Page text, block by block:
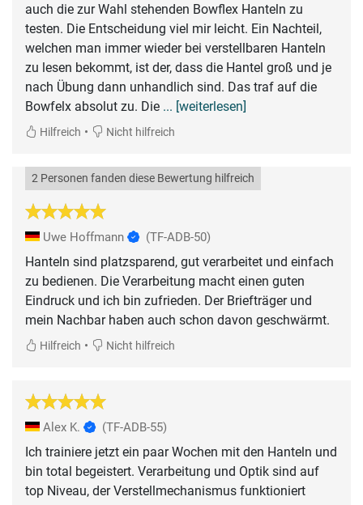
auch die zur Wahl stehenden Bowflex Hanteln zu
testen. Die Entscheidung viel mir leicht. Ein Nachteil,
welchen man immer wieder bei verstellbaren Hanteln
zu lesen bekommt, ist der, dass die Hantel groß und je
nach Übung dann unhandlich sind. Das traf auf die
Bowfelx absolut zu. Die ... [weiterlesen]
Hilfreich • Nicht hilfreich
2 Personen fanden diese Bewertung hilfreich
Uwe Hoffmann (TF-ADB-50)
Hanteln sind platzsparend, gut verarbeitet und einfach
zu bedienen. Die Verarbeitung macht einen guten
Eindruck und ich bin zufrieden. Der Briefträger und
mein Nachbar haben auch schon davon geschwärmt.
Hilfreich • Nicht hilfreich
Alex K. (TF-ADB-55)
Ich trainiere jetzt ein paar Wochen mit den Hanteln und
bin total begeistert. Verarbeitung und Optik sind auf
top Niveau, der Verstellmechanismus funktioniert